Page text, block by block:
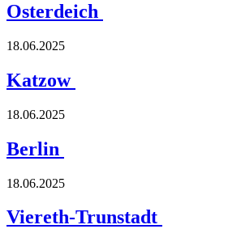
Osterdeich
18.06.2025
Katzow
18.06.2025
Berlin
18.06.2025
Viereth-Trunstadt